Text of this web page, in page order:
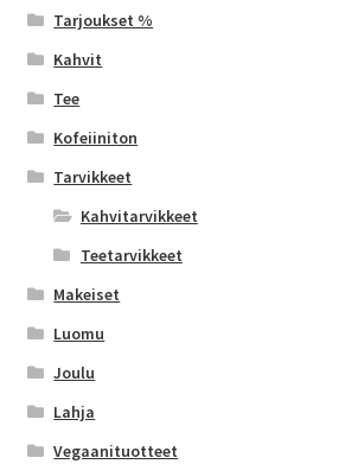
Tarjoukset %
Kahvit
Tee
Kofeiiniton
Tarvikkeet
Kahvitarvikkeet
Teetarvikkeet
Makeiset
Luomu
Joulu
Lahja
Vegaanituotteet